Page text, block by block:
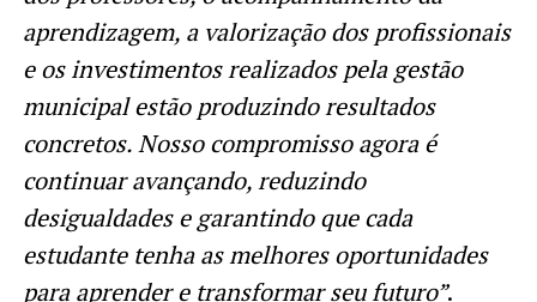
aprendizagem, a valorização dos profissionais
e os investimentos realizados pela gestão
municipal estão produzindo resultados
concretos. Nosso compromisso agora é
continuar avançando, reduzindo
desigualdades e garantindo que cada
estudante tenha as melhores oportunidades
para aprender e transformar seu futuro”.